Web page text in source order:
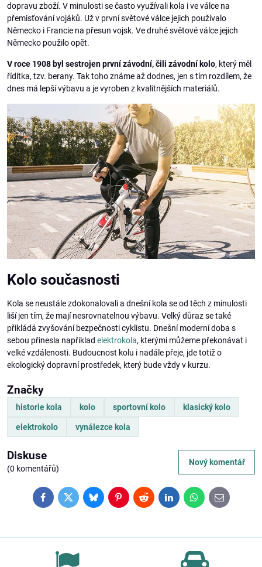
dopravu zboží. V minulosti se často využívali kola i ve válce na
přemisťování vojáků. Už v první světové válce jejich používalo
Německo i Francie na přesun vojsk. Ve druhé světové válce jejich
Německo použilo opět.
V roce 1908 byl sestrojen první závodní, čili závodní kolo, který měl
řídítka, tzv. berany. Tak toho známe až dodnes, jen s tím rozdílem, že
dnes má lepší výbavu a je vyroben z kvalitnějších materiálů.
Kolo současnosti
Kola se neustále zdokonalovali a dnešní kola se od těch z minulosti
liší jen tím, že mají nesrovnatelnou výbavu. Velký důraz se také
přikládá zvyšování bezpečnosti cyklistu. Dnešní moderní doba s
sebou přinesla například elektrokola, kterými můžeme překonávat i
velké vzdálenosti. Budoucnost kolu i nadále přeje, jde totiž o
ekologický dopravní prostředek, který bude vždy v kurzu.
Značky
historie kola kolo sportovní kolo klasický kolo
elektrokolo vynálezce kola
Diskuse
(0 komentářů)
Nový komentář
FacebookTwitterBlueskyPinterestRedditLinkedInWhatsApp
E-
mail